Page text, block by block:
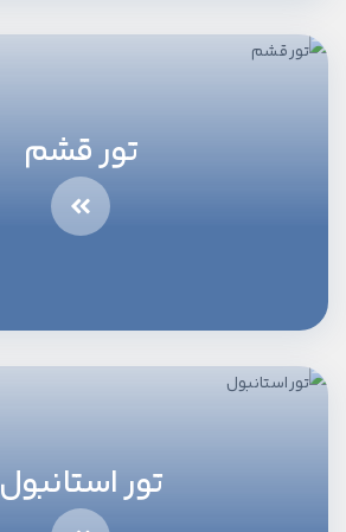
تور قشم
تور استانبول